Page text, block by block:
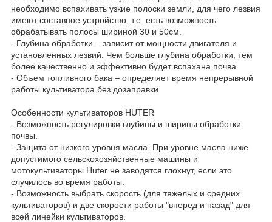
необходимо вспахивать узкие полоски земли, для чего лезвия
имеют составное устройство, т.е. есть возможность
обрабатывать полосы шириной 30 и 50см.
- Глубина обработки – зависит от мощности двигателя и
установленных лезвий. Чем больше глубина обработки, тем
более качественно и эффективно будет вспахана почва.
- Объем топливного бака – определяет время непрерывной
работы культиватора без дозаправки.
Особенности культиваторов HUTER
- Возможность регулировки глубины и ширины обработки
почвы.
- Защита от низкого уровня масла. При уровне масла ниже
допустимого сельскохозяйственные машины и
мотокультиваторы Huter не заводятся глохнут, если это
случилось во время работы.
- Возможность выбрать скорость (для тяжелых и средних
культиваторов) и две скорости работы "вперед и назад" для
всей линейки культиваторов.